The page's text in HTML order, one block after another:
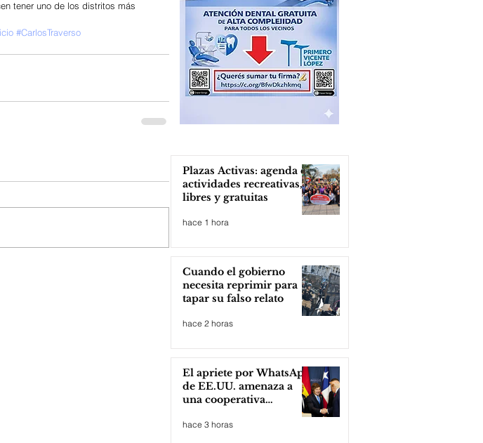
tener uno de los distritos más
#CarlosTraverso
Plazas Activas: agenda de
actividades recreativas,
libres y gratuitas
hace 1 hora
Cuando el gobierno
necesita reprimir para
tapar su falso relato
hace 2 horas
El apriete por WhatsApp
de EE.UU. amenaza a
una cooperativa
argentina para boicotear
a Huawei
hace 3 horas